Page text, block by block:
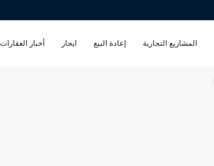
المشاريع التجارية إعادة البيع ايجار أخبار العقارات